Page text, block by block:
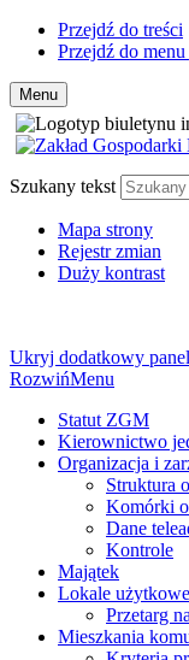
Przejdź do treści
Przejdź do menu
Menu
Szukany tekst
Mapa strony
Rejestr zmian
Duży kontrast
Ukryj dodatkowy panel
RozwińMenu
Statut ZGM
Kierownictwo
Organizacja i
Struktura
Komórki
Dane
Kontrole
Majątek
Lokale użytkowe
Przetarg
Mieszkania